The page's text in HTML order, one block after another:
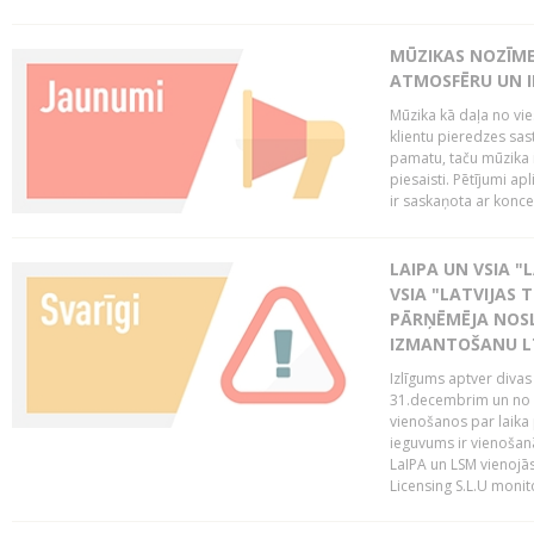
MŪZIKAS
ATMOSFĒRU UN
Mūzika kā daļa no
klientu pieredzes
pamatu, taču
piesaisti. Pētījumi
ir saskaņota ar
LAIPA UN VSIA
VSIA "LATVIJAS
PĀRŅĒMĒJA
IZMANTOŠANU
Izlīgums aptver
31.decembrim un no
vienošanos par
ieguvums ir
LaIPA un LSM
Licensing S.L.U